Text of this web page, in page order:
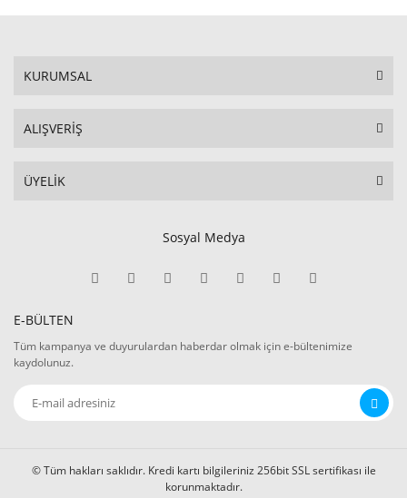
KURUMSAL
ALIŞVERİŞ
ÜYELİK
Sosyal Medya
E-BÜLTEN
Tüm kampanya ve duyurulardan haberdar olmak için e-bültenimize
kaydolunuz.
© Tüm hakları saklıdır. Kredi kartı bilgileriniz 256bit SSL sertifikası ile
korunmaktadır.